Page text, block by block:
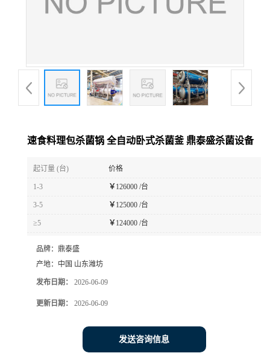
速食料理包杀菌锅 全自动卧式杀菌釜 鼎泰盛杀菌设备
起订量 (台) 价格
1-3 ￥ 126000 /台
3-5 ￥ 125000 /台
≥5 ￥ 124000 /台
品牌： 鼎泰盛
产地： 中国 山东潍坊
发布日期： 2026-06-09
更新日期： 2026-06-09
发送咨询信息